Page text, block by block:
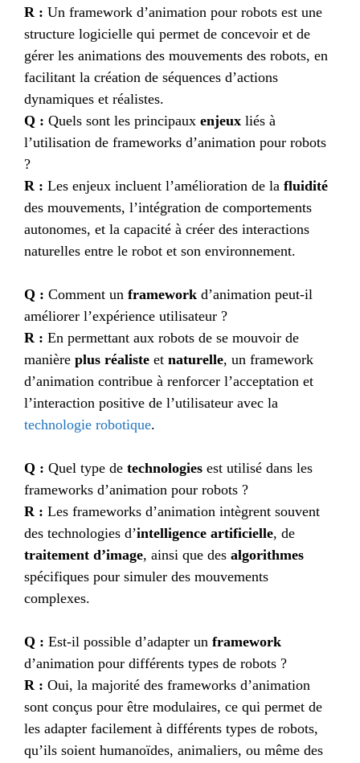
R : Un framework d’animation pour robots est une
structure logicielle qui permet de concevoir et de
gérer les animations des mouvements des robots, en
facilitant la création de séquences d’actions
dynamiques et réalistes.
Q : Quels sont les principaux enjeux liés à
l’utilisation de frameworks d’animation pour robots
?
R : Les enjeux incluent l’amélioration de la fluidité
des mouvements, l’intégration de comportements
autonomes, et la capacité à créer des interactions
naturelles entre le robot et son environnement.
Q : Comment un framework d’animation peut-il
améliorer l’expérience utilisateur ?
R : En permettant aux robots de se mouvoir de
manière plus réaliste et naturelle, un framework
d’animation contribue à renforcer l’acceptation et
l’interaction positive de l’utilisateur avec la
technologie robotique.
Q : Quel type de technologies est utilisé dans les
frameworks d’animation pour robots ?
R : Les frameworks d’animation intègrent souvent
des technologies d’intelligence artificielle, de
traitement d’image, ainsi que des algorithmes
spécifiques pour simuler des mouvements
complexes.
Q : Est-il possible d’adapter un framework
d’animation pour différents types de robots ?
R : Oui, la majorité des frameworks d’animation
sont conçus pour être modulaires, ce qui permet de
les adapter facilement à différents types de robots,
qu’ils soient humanoïdes, animaliers, ou même des